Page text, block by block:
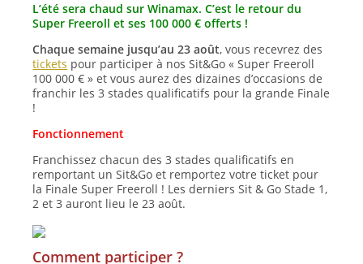
L’été sera chaud sur Winamax. C’est le retour du
Super Freeroll et ses 100 000 € offerts !
Chaque semaine jusqu’au 23 août, vous recevrez des
tickets pour participer à nos Sit&Go « Super Freeroll
100 000 € » et vous aurez des dizaines d’occasions de
franchir les 3 stades qualificatifs pour la grande Finale
!
Fonctionnement
Franchissez chacun des 3 stades qualificatifs en
remportant un Sit&Go et remportez votre ticket pour
la Finale Super Freeroll ! Les derniers Sit & Go Stade 1,
2 et 3 auront lieu le 23 août.
Comment participer ?